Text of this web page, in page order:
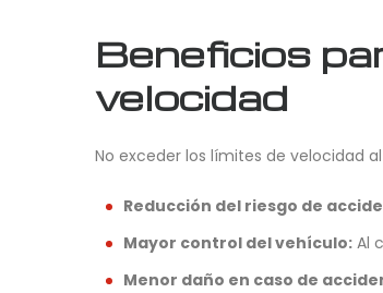
Beneficios
velocidad
No exceder los límites de velocidad
Reducción del riesgo de
Mayor control del vehículo: Al
Menor daño en caso de